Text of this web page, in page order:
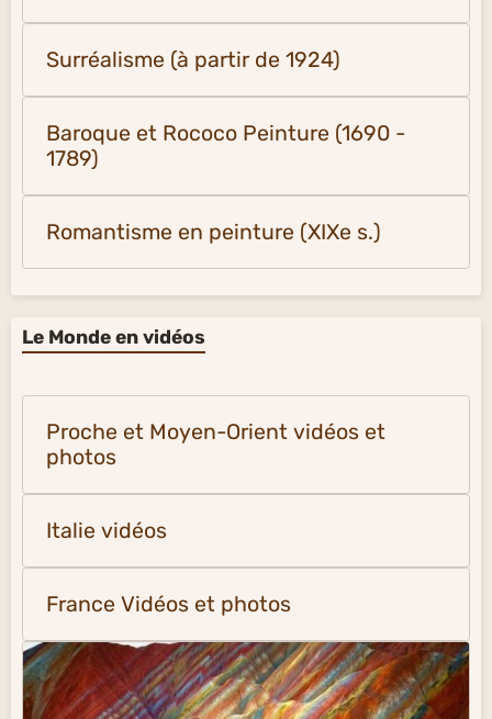
Surréalisme (à partir de 1924)
Baroque et Rococo Peinture (1690 -
1789)
Romantisme en peinture (XIXe s.)
Le Monde en vidéos
Proche et Moyen-Orient vidéos et
photos
Italie vidéos
France Vidéos et photos